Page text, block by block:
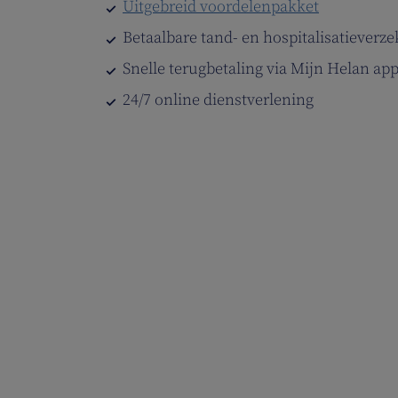
Uitgebreid voordelenpakket
Betaalbare tand- en
Snelle terugbetaling via Mijn Helan app
24/7 online dienstverlening